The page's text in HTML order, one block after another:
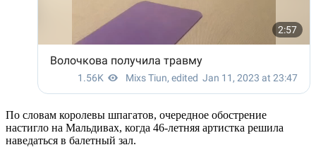
По словам королевы шпагатов, очередное обострение
настигло на Мальдивах, когда 46-летняя артистка решила
наведаться в балетный зал.